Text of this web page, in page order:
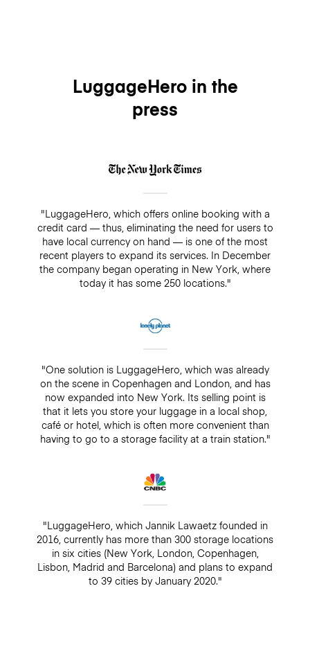
LuggageHero in the
press
"LuggageHero, which offers online booking with a
credit card — thus, eliminating the need for users to
have local currency on hand — is one of the most
recent players to expand its services. In December
the company began operating in New York, where
today it has some 250 locations."
"One solution is LuggageHero, which was already
on the scene in Copenhagen and London, and has
now expanded into New York. Its selling point is
that it lets you store your luggage in a local shop,
café or hotel, which is often more convenient than
having to go to a storage facility at a train station."
"LuggageHero, which Jannik Lawaetz founded in
2016, currently has more than 300 storage locations
in six cities (New York, London, Copenhagen,
Lisbon, Madrid and Barcelona) and plans to expand
to 39 cities by January 2020."